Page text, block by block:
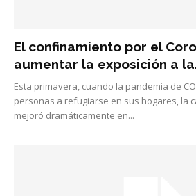
El confinamiento por el
aumentar la exposición a
Esta primavera, cuando la pandemia de
personas a refugiarse en sus hogares, la
mejoró dramáticamente en...